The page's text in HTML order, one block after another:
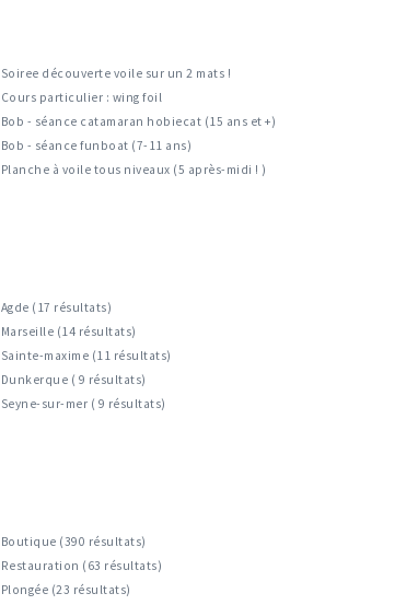
Soiree découverte voile sur un 2 mats !
Cours particulier : wing foil
Bob - séance catamaran hobiecat (15 ans et +)
Bob - séance funboat (7-11 ans)
Planche à voile tous niveaux (5 après-midi ! )
Agde (17 résultats)
Marseille (14 résultats)
Sainte-maxime (11 résultats)
Dunkerque ( 9 résultats)
Seyne-sur-mer ( 9 résultats)
Boutique (390 résultats)
Restauration (63 résultats)
Plongée (23 résultats)